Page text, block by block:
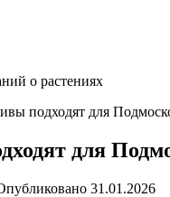
о растениях
подходят для
для
31.01.2026